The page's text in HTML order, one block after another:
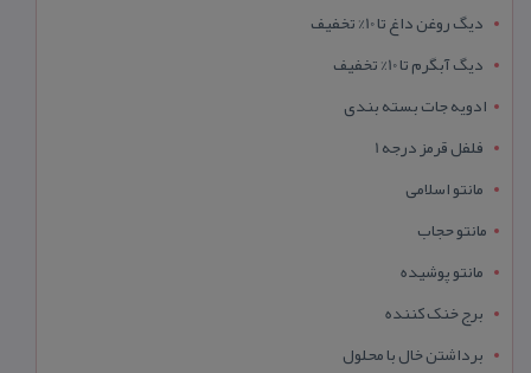
دیگ روغن داغ تا 10% تخفیف
دیگ آبگرم تا 10% تخفیف
ادویه جات بسته بندی
فلفل قرمز درجه 1
مانتو اسلامی
مانتو حجاب
مانتو پوشیده
برج خنک کننده
برداشتن خال با محلول